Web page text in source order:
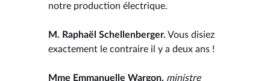
notre production électrique.
M. Raphaël Schellenberger. Vous disiez
exactement le contraire il y a deux ans !
Mme Emmanuelle Wargon, ministre